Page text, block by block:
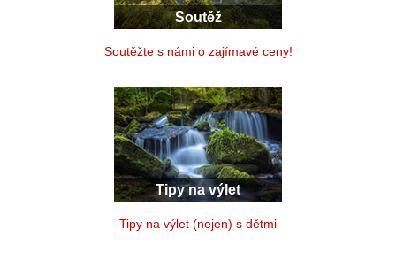
Soutěž
Soutěžte s námi o zajímavé ceny!
Tipy na výlet
Tipy na výlet (nejen) s dětmi